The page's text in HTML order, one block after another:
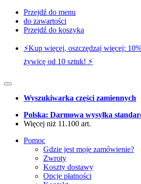
Przejdź do menu
do zawartości
Przejdź do koszyka
⚡️Kup więcej, oszczędzaj więcej:
żywicę od 10 sztuk! ⚡️
Wyszukiwarka części zamiennych
Polska: Darmowa wysyłka
Więcej niż 11.100 art.
Pomoc
Gdzie jest moje zamówienie?
Zwroty
Koszty dostawy
Opcje płatności